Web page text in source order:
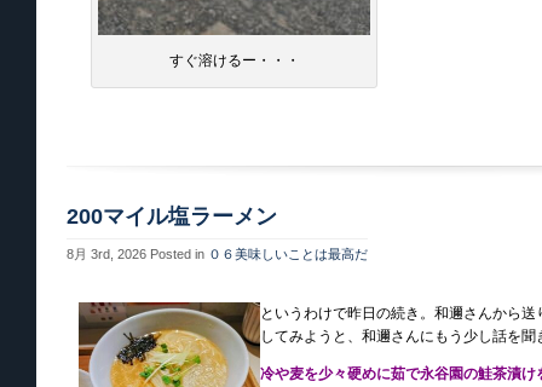
すぐ溶けるー・・・
200マイル塩ラーメン
8月 3rd, 2026 Posted in ０６美味しいことは最高だ
というわけで昨日の続き。和邇さんから
してみようと、和邇さんにもう少し話を聞
冷や麦を少々硬めに茹で永谷園の鮭茶漬